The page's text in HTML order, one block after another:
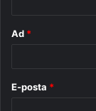
Ad *
E-posta *